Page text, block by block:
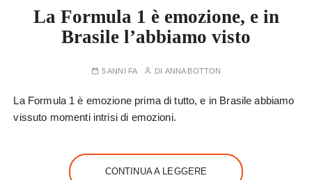
La Formula 1 è emozione, e in
Brasile l’abbiamo visto
5 ANNI FA DI ANNA BOTTON
La Formula 1 è emozione prima di tutto, e in Brasile abbiamo
vissuto momenti intrisi di emozioni.
CONTINUA A LEGGERE